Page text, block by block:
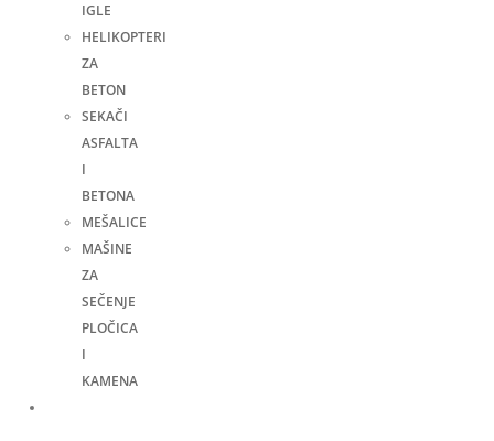
IGLE
HELIKOPTERI
ZA
BETON
SEKAČI
ASFALTA
I
BETONA
MEŠALICE
MAŠINE
ZA
SEČENJE
PLOČICA
I
KAMENA